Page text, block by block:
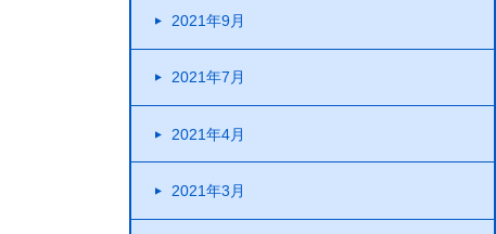
2021年9月
2021年7月
2021年4月
2021年3月